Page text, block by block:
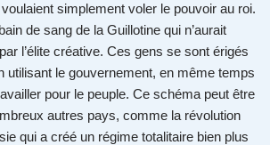
simplement voler le pouvoir au roi.
de sang de la Guillotine qui n’aurait
l’élite créative. Ces gens se sont érigés
utilisant le gouvernement, en même temps
pour le peuple. Ce schéma peut être
autres pays, comme la révolution
qui a créé un régime totalitaire bien plus